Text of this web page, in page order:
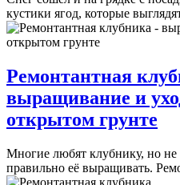
кустики ягод, которые
Ремонтантная
выращивание и
открытом грунте
Многие любят клубнику, но
правильно её выращивать.